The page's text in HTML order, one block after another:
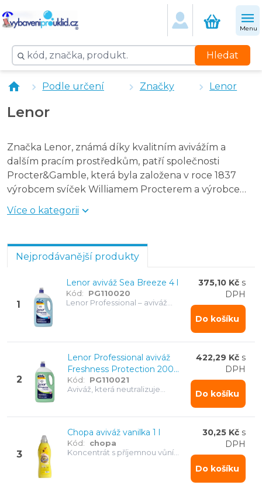
Lenor aviváž Spring Breeze 5 l
Chopa aviváž vanilka 1 l
Lenor aviváž Summer Breeze 4 l
Lenor aviváž Sea Breeze 4 l
Lenor Professional aviváž Sensitive Cotton 200 dávek, 4
Menu
Hledat
Podle určení Značky Lenor
Lenor
Značka Lenor, známá díky kvalitním avivážím a
dalším pracím prostředkům, patří společnosti
Procter&Gamble, která byla založena v roce 1837
výrobcem svíček Williamem Procterem a výrobcem
mýdla James Gamblem v USA.
Více o kategorii
Nejprodávanější produkty
1
Lenor aviváž Sea Breeze 4 l
Kód:
PG110020
Lenor Professional – aviváž
svěžes. 200 dávek. Svěží mořská
375,10 Kč s
DPH
Do košíku
2
Lenor Professional aviváž
Freshness Protection 200
dávek, 4 L
Kód:
PG110021
Aviváž, která neutralizuje
v jednom. 200 dávek
422,29 Kč s
DPH
Do košíku
3
Chopa aviváž vanilka 1 l
Kód:
chopa
Koncentrát s příjemnou vůní
30,25 Kč s
DPH
Do košíku